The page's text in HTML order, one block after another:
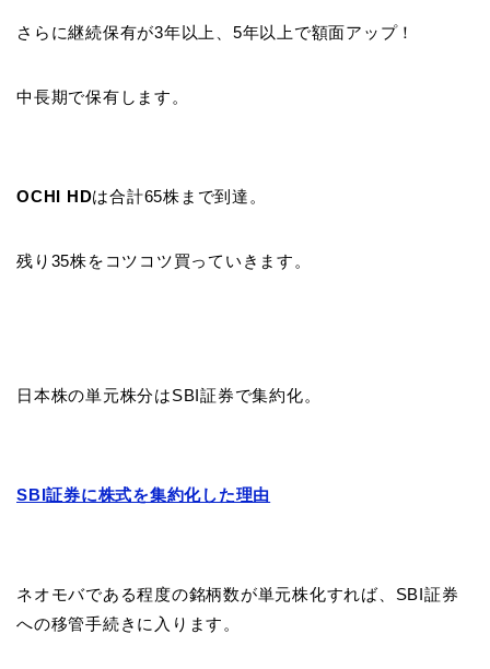
さらに継続保有が3年以上、5年以上で額面アップ！
中長期で保有します。
OCHI HDは合計65株まで到達。
残り35株をコツコツ買っていきます。
日本株の単元株分はSBI証券で集約化。
SBI証券に株式を集約化した理由
ネオモバである程度の銘柄数が単元株化すれば、SBI証券
への移管手続きに入ります。